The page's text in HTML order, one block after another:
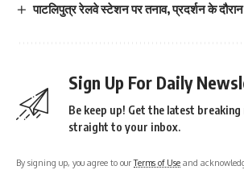
पाटलिपुत्र रेलवे स्टेशन पर तनाव, प्रदर्शन के
Sign Up For Daily
Be keep up! Get the latest breaking
straight to your inbox.
By signing up, you agree to ourTerms of Use and